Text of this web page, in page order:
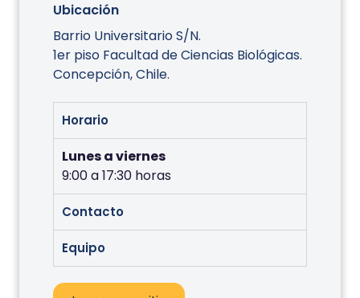
Ubicación
Barrio Universitario S/N.
1er piso Facultad de Ciencias Biológicas.
Concepción, Chile.
Horario
Lunes a viernes
9:00 a 17:30 horas
Contacto
Equipo